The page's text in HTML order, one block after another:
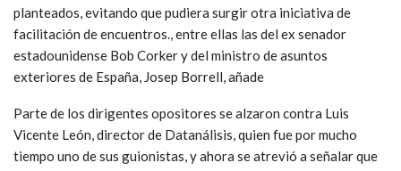
planteados, evitando que pudiera surgir otra iniciativa de
facilitación de encuentros., entre ellas las del ex senador
estadounidense Bob Corker y del ministro de asuntos
exteriores de España, Josep Borrell, añade
Parte de los dirigentes opositores se alzaron contra Luis
Vicente León, director de Datanálisis, quien fue por mucho
tiempo uno de sus guionistas, y ahora se atrevió a señalar que